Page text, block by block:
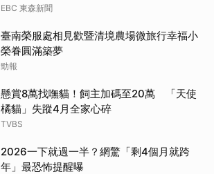
EBC 東森新聞
臺南榮服處相見歡暨清境農場微旅行幸福小
榮眷圓滿築夢
勁報
懸賞8萬找嘸貓！飼主加碼至20萬 「天使
橘貓」失蹤4月全家心碎
TVBS
2026一下就過一半？網驚「剩4個月就跨
年」最恐怖提醒曝